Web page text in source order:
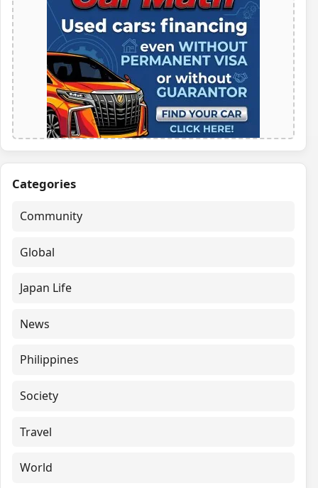
Categories
Community
Global
Japan Life
News
Philippines
Society
Travel
World